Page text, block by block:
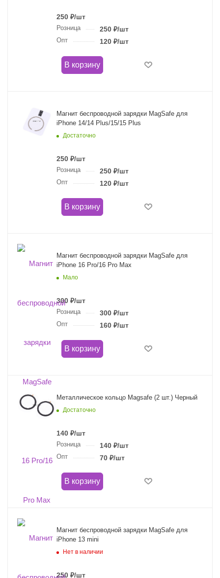
250 ₽/шт
Розница 250₽/шт
Опт 120₽/шт
В корзину
Магнит беспроводной зарядки MagSafe для
iPhone 14/14 Plus/15/15 Plus
Достаточно
250 ₽/шт
Розница 250₽/шт
Опт 120₽/шт
В корзину
Магнит беспроводной зарядки MagSafe для
iPhone 16 Pro/16 Pro Max
Мало
300 ₽/шт
Розница 300₽/шт
Опт 160₽/шт
В корзину
Металлическое кольцо Magsafe (2 шт.) Черный
Достаточно
140 ₽/шт
Розница 140₽/шт
Опт 70₽/шт
В корзину
Магнит беспроводной зарядки MagSafe для
iPhone 13 mini
Нет в наличии
250 ₽/шт